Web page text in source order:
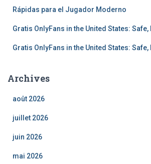
Rápidas para el Jugador Moderno
Gratis OnlyFans in the United States:
Gratis OnlyFans in the United States:
Archives
août 2026
juillet 2026
juin 2026
mai 2026